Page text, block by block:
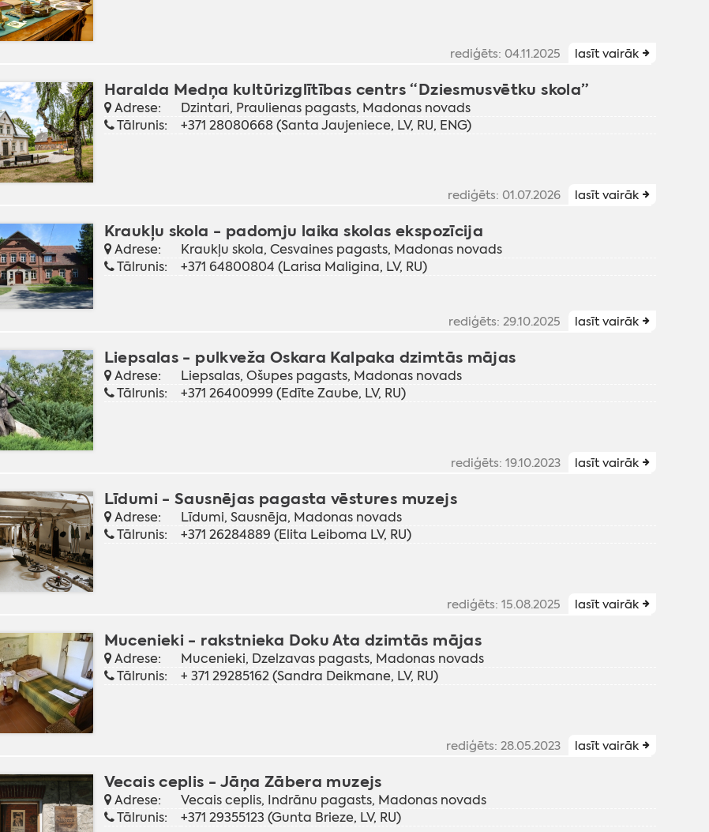
rediģēts: 04.11.2025 lasīt vairāk
Haralda Medņa kultūrizglītības centrs “Dziesmusvētku skola”
Adrese:
Dzintari, Praulienas pagasts, Madonas novads
Tālrunis:
+371 28080668 (Santa Jaujeniece, LV, RU, ENG)
rediģēts: 01.07.2026 lasīt vairāk
Kraukļu skola - padomju laika skolas ekspozīcija
Adrese:
Kraukļu skola, Cesvaines pagasts, Madonas novads
Tālrunis:
+371 64800804 (Larisa Maligina, LV, RU)
rediģēts: 29.10.2025 lasīt vairāk
Liepsalas - pulkveža Oskara Kalpaka dzimtās mājas
Adrese:
Liepsalas, Ošupes pagasts, Madonas novads
Tālrunis:
+371 26400999 (Edīte Zaube, LV, RU)
rediģēts: 19.10.2023 lasīt vairāk
Līdumi - Sausnējas pagasta vēstures muzejs
Adrese:
Līdumi, Sausnēja, Madonas novads
Tālrunis:
+371 26284889 (Elita Leiboma LV, RU)
rediģēts: 15.08.2025 lasīt vairāk
Mucenieki - rakstnieka Doku Ata dzimtās mājas
Adrese:
Mucenieki, Dzelzavas pagasts, Madonas novads
Tālrunis:
+ 371 29285162 (Sandra Deikmane, LV, RU)
rediģēts: 28.05.2023 lasīt vairāk
Vecais ceplis - Jāņa Zābera muzejs
Adrese:
Vecais ceplis, Indrānu pagasts, Madonas novads
Tālrunis:
+371 29355123 (Gunta Brieze, LV, RU)